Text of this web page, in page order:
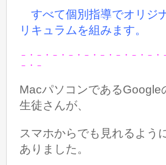
すべて個別指導でオリジ
リキュラムを組みます。
－・－・－・－・－・－・－・－・－・
－・－
MacパソコンであるGoogle
生徒さんが、
スマホからでも見れるよう
ありました。